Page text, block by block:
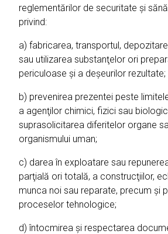
reglementărilor de securitate şi
privind:
a) fabricarea, transportul,
sau utilizarea substanţelor ori
periculoase şi a deşeurilor rezultate;
b) prevenirea prezentei peste
a agenţilor chimici, fizici sau
suprasolicitarea diferitelor organe
organismului uman;
c) darea în exploatare sau
parţială ori totală, a construcţiilor,
munca noi sau reparate, precum şi
proceselor tehnologice;
d) întocmirea şi respectarea